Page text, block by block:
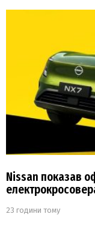
Nissan показав
23 години тому